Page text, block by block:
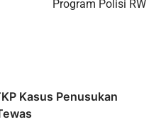
Program Polisi RW
Kasus Penusukan